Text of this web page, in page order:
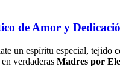
de Amor y
un espíritu especial,
verdaderas Madres por